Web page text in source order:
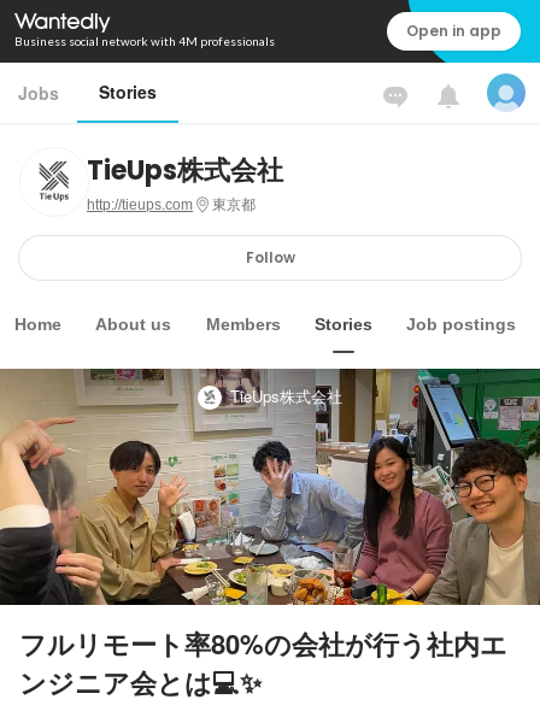
Business social network with 4M professionals Open in app
Jobs Stories
TieUps株式会社
http://tieups.com 東京都
Follow
Home About us Members Stories Job postings
TieUps株式会社
フルリモート率80%の会社が行う社内エ
ンジニア会とは💻✨